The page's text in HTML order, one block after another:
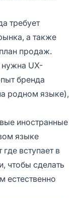
требует
а также
продаж.
UX-
бренда
родном языке),
иностранные
языке
вступает в
чтобы сделать
естественно